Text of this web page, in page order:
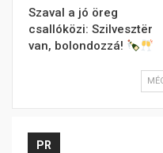
Szaval a jó öreg
csallóközi: Szilvesztër
van, bolondozzá!
PR